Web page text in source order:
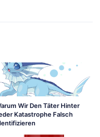
Wir Den Täter Hinter
Katastrophe Falsch